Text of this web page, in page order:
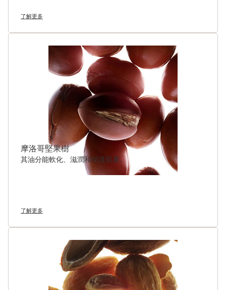
了解更多
摩洛哥堅果樹
其油分能軟化、滋潤和保護肌膚。
了解更多